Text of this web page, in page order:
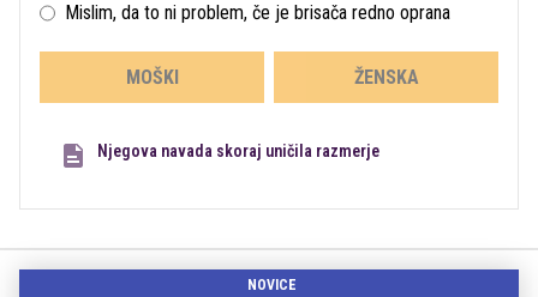
Mislim, da to ni problem, če je brisača redno oprana
MOŠKI ŽENSKA
Njegova navada skoraj uničila razmerje
NOVICE